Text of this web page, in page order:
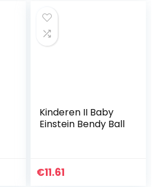
Kinderen II Baby
Einstein Bendy Ball
€11.61